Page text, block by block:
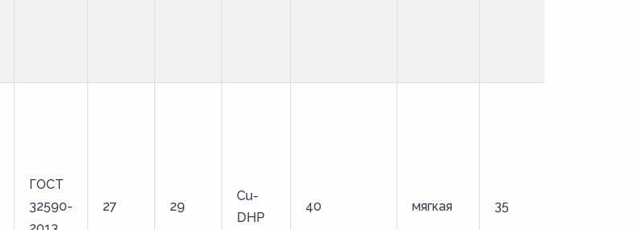
ГОСТ
32590-
27 29
Cu-
DHP
40 мягкая 35